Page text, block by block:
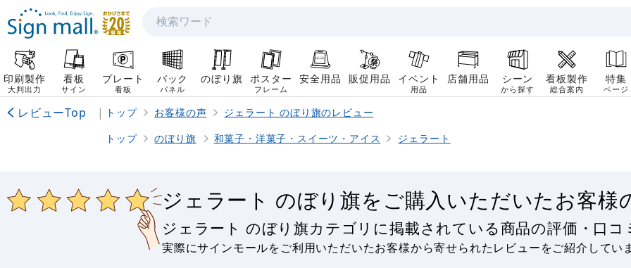
検索
印刷製作
大判出力
看板
サイン
プレート
看板
バック
パネル
のぼり旗 ポスター
フレーム
安全用品 販促用品 イベント
用品
店舗用品 シーン
から探す
看板製作
総合案内
特集
ページ
レビューTop | トップ お客様の声
ジェラート のぼり旗のレビュー
トップ
のぼり旗 和菓子・洋菓子・スイーツ・アイス ジェラート
ジェラート のぼり旗をご購入いただいたお客様
ジェラート のぼり旗カテゴリに掲載されている商品の評価・口
実際にサインモールをご利用いただいたお客様から寄せられたレビューをご紹介してい